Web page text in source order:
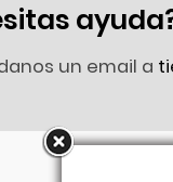
un email a